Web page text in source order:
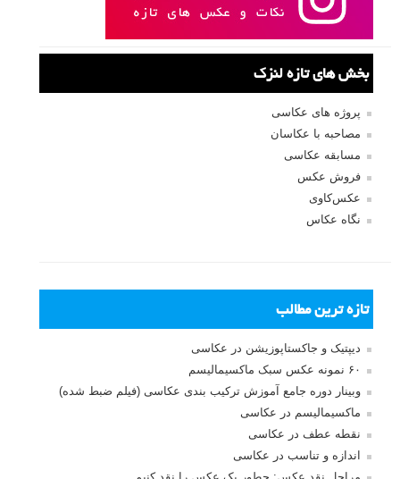
بخش های تازه لنزک
پروژه های عکاسی
مصاحبه با عکاسان
مسابقه عکاسی
فروش عکس
عکس‌کاوی
نگاه عکاس
تازه ترین مطالب
دیپتیک و جاکستا‌پوزیشن در عکاسی
۶۰ نمونه عکس سبک ماکسیمالیسم
وبینار دوره جامع آموزش ترکیب بندی عکاسی (فیلم ضبط شده)
ماکسیمالیسم در عکاسی
نقطه عطف در عکاسی
اندازه و تناسب در عکاسی